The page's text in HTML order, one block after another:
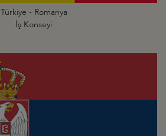
Türkiye - Romanya
İş Konseyi